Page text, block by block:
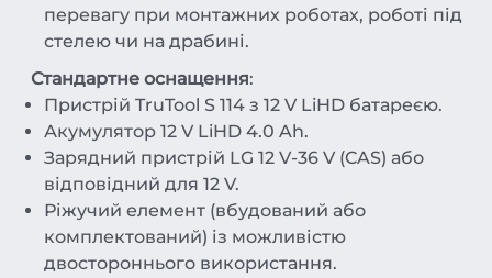
перевагу при монтажних роботах, роботі під
стелею чи на драбині.
Стандартне оснащення:
Пристрій TruTool S 114 з 12 V LiHD батареєю.
Акумулятор 12 V LiHD 4.0 Ah.
Зарядний пристрій LG 12 V-36 V (CAS) або
відповідний для 12 V.
Ріжучий елемент (вбудований або
комплектований) із можливістю
двостороннього використання.